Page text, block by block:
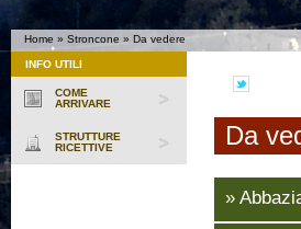
Home » Stroncone » Da vedere
INFO UTILI
COME
ARRIVARE
STRUTTURE
RICETTIVE
Da
»